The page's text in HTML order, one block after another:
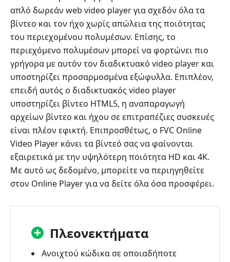
απλό δωρεάν web video player για σχεδόν όλα τα
βίντεο και τον ήχο χωρίς απώλεια της ποιότητας
του περιεχομένου πολυμέσων. Επίσης, το
περιεχόμενο πολυμέσων μπορεί να φορτώνει πιο
γρήγορα με αυτόν τον διαδικτυακό video player και
υποστηρίζει προσαρμοσμένα εξώφυλλα. Επιπλέον,
επειδή αυτός ο διαδικτυακός video player
υποστηρίζει βίντεο HTML5, η αναπαραγωγή
αρχείων βίντεο και ήχου σε επιτραπέζιες συσκευές
είναι πλέον εφικτή. Επιπροσθέτως, ο FVC Online
Video Player κάνει τα βίντεό σας να φαίνονται
εξαιρετικά με την υψηλότερη ποιότητα HD και 4K.
Με αυτό ως δεδομένο, μπορείτε να περιηγηθείτε
στον Online Player για να δείτε όλα όσα προσφέρει.
Πλεονεκτήματα
Ανοιχτού κώδικα σε οποιαδήποτε